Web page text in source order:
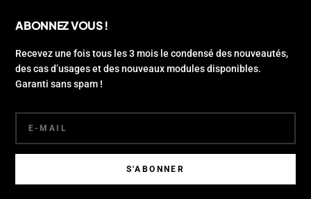
ABONNEZ VOUS !
Recevez une fois tous les 3 mois le condensé des nouveautés,
des cas d’usages et des nouveaux modules disponibles.
Garanti sans spam !
S'ABONNER